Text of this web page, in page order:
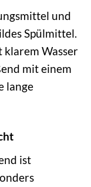
und
Spülmittel.
klarem Wasser
mit einem
lange
ist